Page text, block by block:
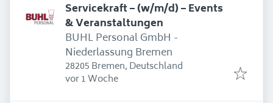
Servicekraft – (w/m/d) – Events
& Veranstaltungen
BUHL Personal GmbH -
Niederlassung Bremen
28205 Bremen, Deutschland
Erschienen:
vor 1 Woche